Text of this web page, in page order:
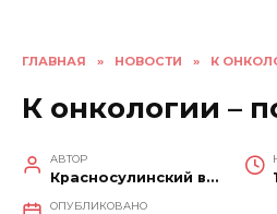
ГЛАВНАЯ » НОВОСТИ » К
К онкологии –
АВТОР
Красносулинский вестник
ОПУБЛИКОВАНО